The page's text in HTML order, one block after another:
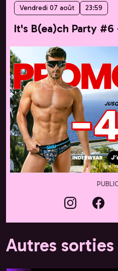
Vendredi 07 août 23:59
It's B(ea)ch Party
Autres sorties